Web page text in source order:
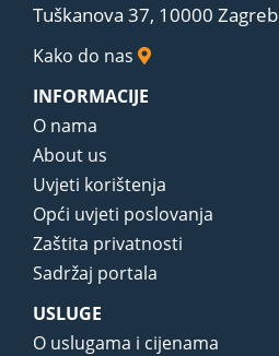
Tuškanova 37, 10000 Zagreb
Kako do nas
INFORMACIJE
O nama
About us
Uvjeti korištenja
Opći uvjeti poslovanja
Zaštita privatnosti
Sadržaj portala
USLUGE
O uslugama i cijenama